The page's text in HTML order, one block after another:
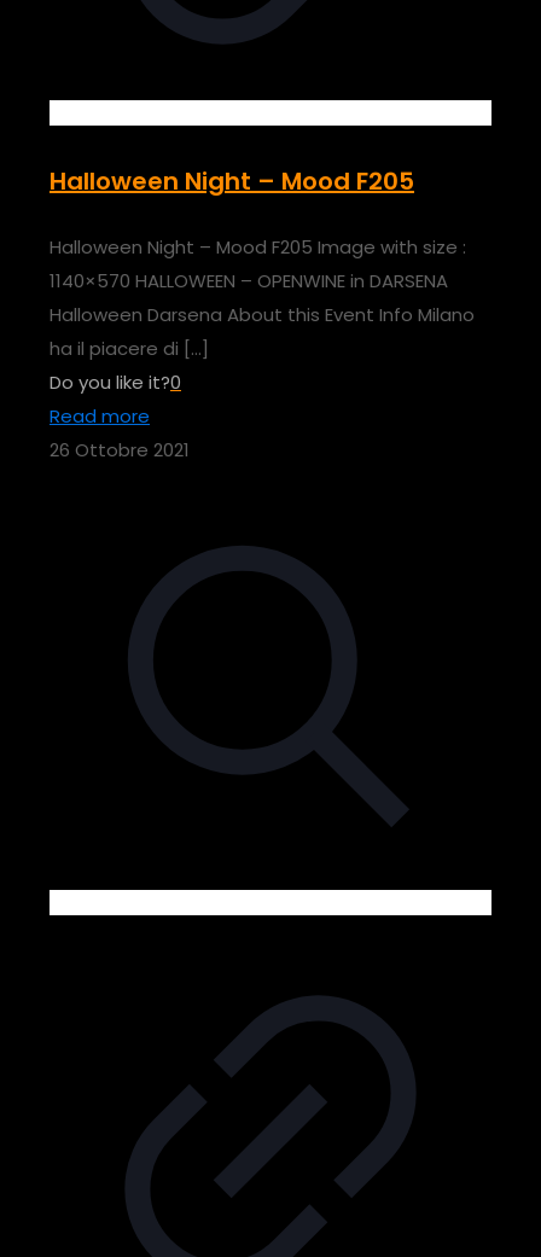
Halloween Night – Mood F205
Halloween Night – Mood F205 Image with size :
1140×570 HALLOWEEN – OPENWINE in DARSENA
Halloween Darsena About this Event Info Milano
ha il piacere di […]
Do you like it?0
Read more
26 Ottobre 2021